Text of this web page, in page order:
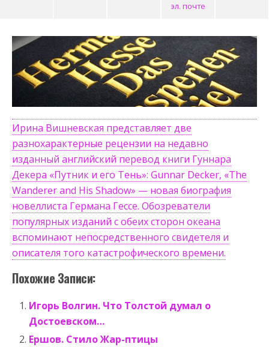
эл. почте
Ирина Вишневская представляет две
разнохарактерные рецензии на недавно
изданный английский перевод книги Гуннара
Декера «Путник и его Тень»: Gunnar Decker, «The
Wanderer and His Shadow» — новая биография
новеллиста Германа Гессе. Обозреватели
популярных изданий с обеих сторон океана
вспоминают непосредственного свидетеля и
описателя того катастрофического времени.
Похожие Записи:
Игорь Волгин. Что Толстой думал о
Достоевском…
Ершов. Стило Жар-птицы